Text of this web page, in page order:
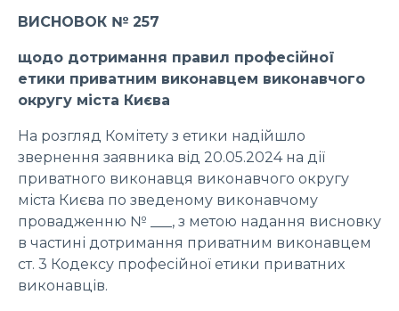
ВИСНОВОК № 257
щодо дотримання правил професійної
етики приватним виконавцем виконавчого
округу міста Києва
На розгляд Комітету з етики надійшло
звернення заявника від 20.05.2024 на дії
приватного виконавця виконавчого округу
міста Києва по зведеному виконавчому
провадженню № ___, з метою надання висновку
в частині дотримання приватним виконавцем
ст. 3 Кодексу професійної етики приватних
виконавців.